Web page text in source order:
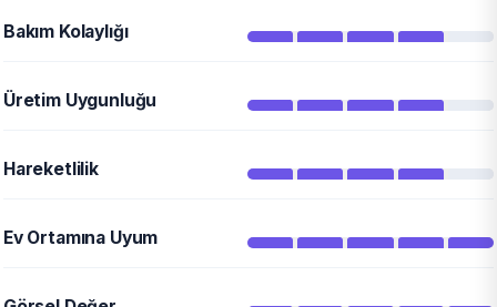
Bakım Kolaylığı
Üretim Uygunluğu
Hareketlilik
Ev Ortamına Uyum